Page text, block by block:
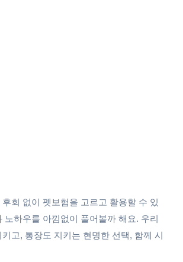
회 없이 펫보험을 고르고 활용할 수 있
노하우를 아낌없이 풀어볼까 해요. 우리
고, 통장도 지키는 현명한 선택, 함께 시